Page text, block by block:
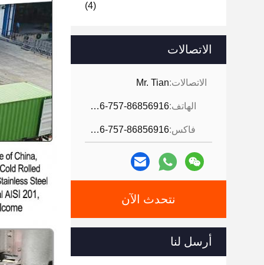
(4)
الاتصالات
الاتصالات:Mr. Tian
الهاتف: 0086-757-86856916
فاكس: 0086-757-86856916
نتحدث الآن
أرسل لنا